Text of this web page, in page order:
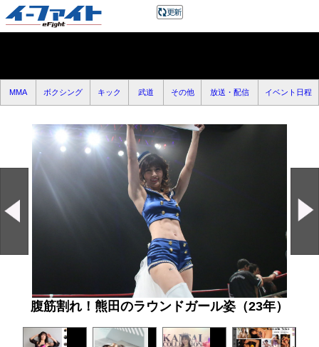
MMA ボクシング キック 武道 その他 放送・配信 イベント日程
腹筋割れ！熊田のラウンドガール姿（23年）